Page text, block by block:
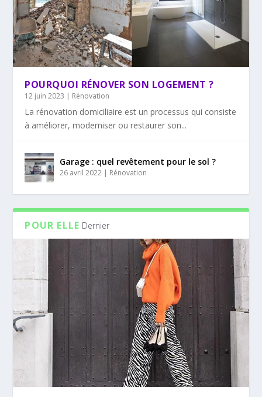
POURQUOI RÉNOVER SON LOGEMENT ?
12 juin 2023 | Rénovation
La rénovation domiciliaire est un processus qui consiste
à améliorer, moderniser ou restaurer son...
Garage : quel revêtement pour le sol ?
26 avril 2022 | Rénovation
POUR ELLE Dernier